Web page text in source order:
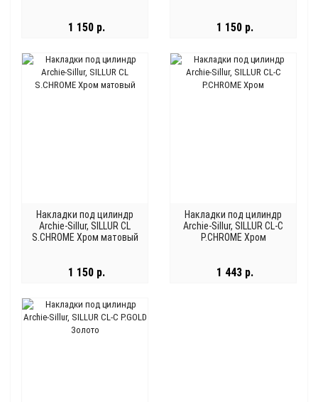
1 150 р. 1 150 р.
Накладки под цилиндр
Archie-Sillur, SILLUR CL
S.CHROME Хром матовый
1 150 р.
Накладки под цилиндр
Archie-Sillur, SILLUR CL-C
P.CHROME Хром
1 443 р.